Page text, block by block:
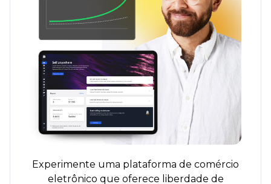
Experimente uma plataforma de comércio
eletrônico que oferece liberdade de